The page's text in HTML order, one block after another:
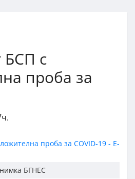
БСП с
проба за
БГНЕС